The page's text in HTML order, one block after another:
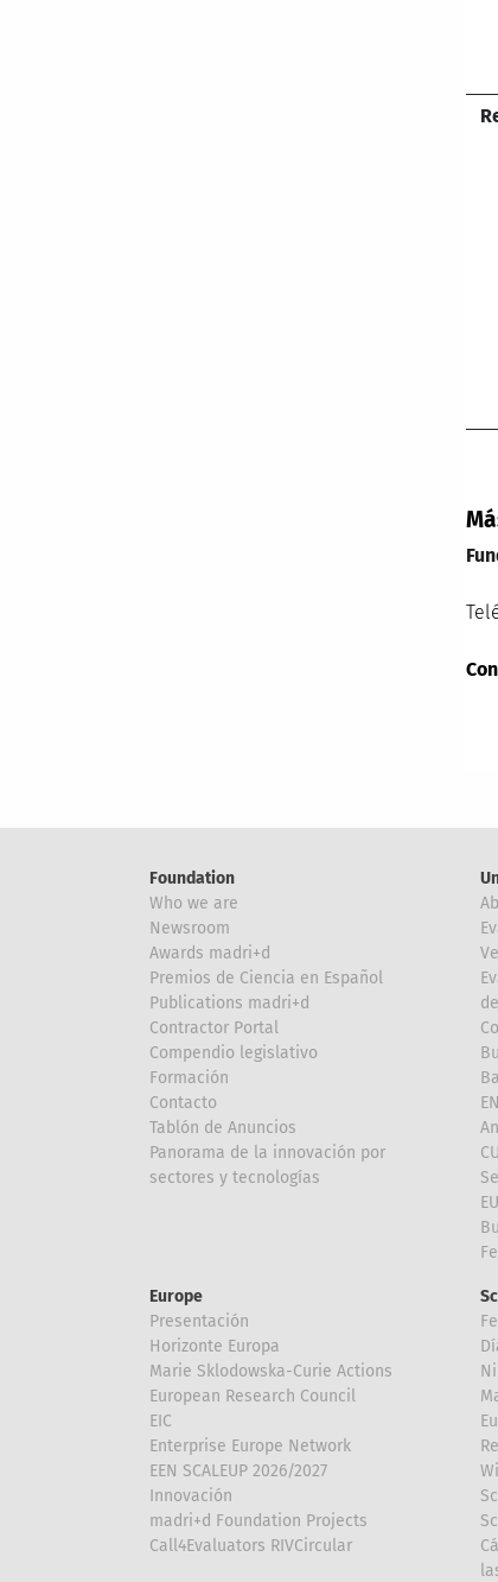
Foundation
Who we are
Newsroom
Awards madri+d
Premios de Ciencia en Español
Publications madri+d
Contractor Portal
Compendio legislativo
Formación
Contacto
Tablón de Anuncios
Panorama de la innovación por
sectores y tecnologías
Europe
Presentación
Horizonte Europa
Marie Sklodowska-Curie Actions
European Research Council
EIC
Enterprise Europe Network
EEN SCALEUP 2026/2027
Innovación
madri+d Foundation Projects
Call4Evaluators RIVCircular